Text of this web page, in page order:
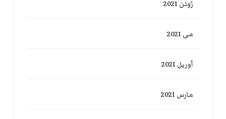
ژوئن 2021
می 2021
آوریل 2021
مارس 2021